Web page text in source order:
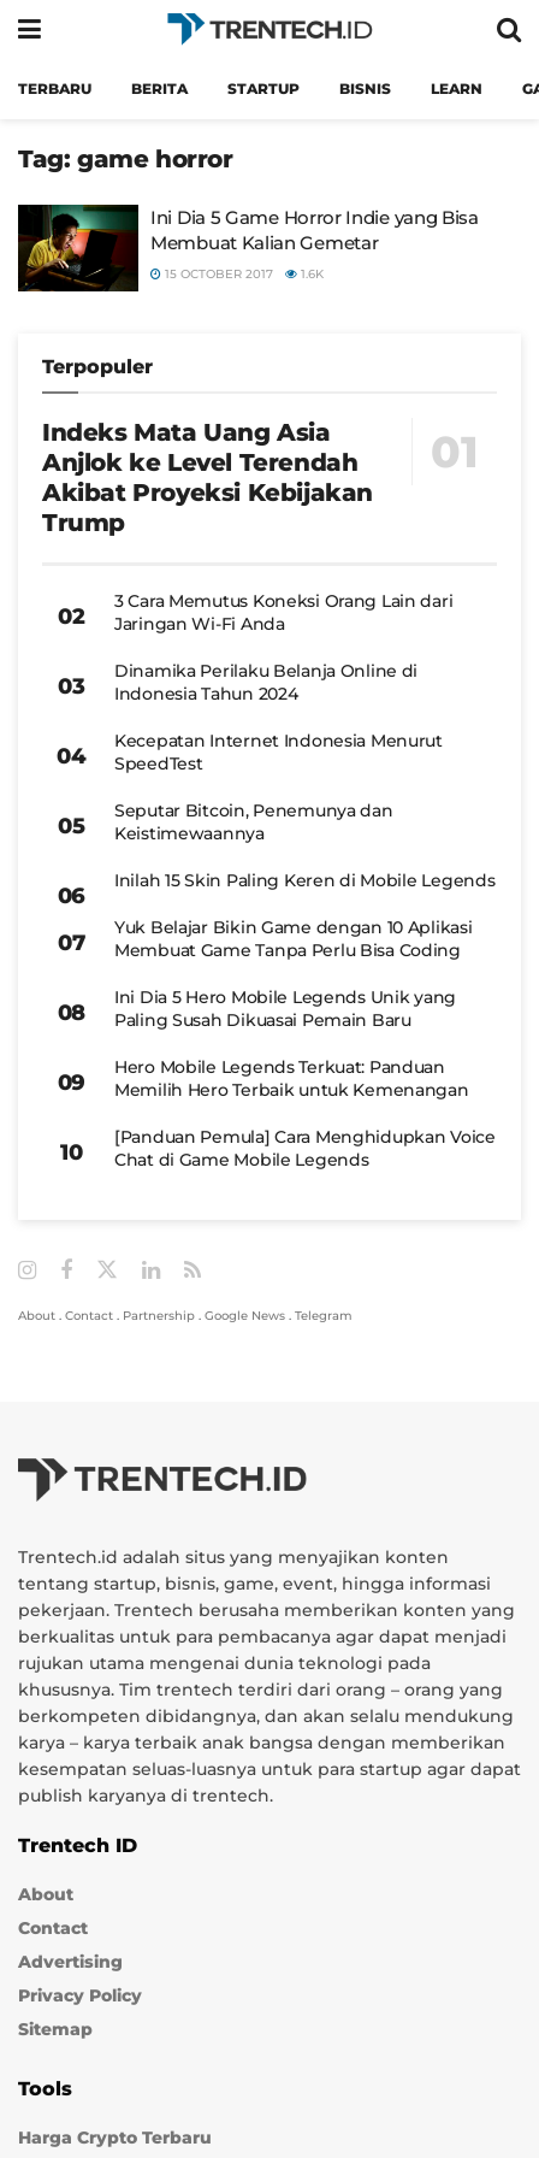
TERBARU BERITA STARTUP BISNIS LEARN
Tag: game horror
Ini Dia 5 Game Horror Indie yang Bisa
Membuat Kalian Gemetar
15 OCTOBER 2017 1.6K
Terpopuler
Indeks Mata Uang Asia
Anjlok ke Level Terendah
Akibat Proyeksi Kebijakan
Trump
3 Cara Memutus Koneksi Orang Lain dari
Jaringan Wi-Fi Anda
Dinamika Perilaku Belanja Online di
Indonesia Tahun 2024
Kecepatan Internet Indonesia Menurut
SpeedTest
Seputar Bitcoin, Penemunya dan
Keistimewaannya
Inilah 15 Skin Paling Keren di Mobile Legends
Yuk Belajar Bikin Game dengan 10 Aplikasi
Membuat Game Tanpa Perlu Bisa Coding
Ini Dia 5 Hero Mobile Legends Unik yang
Paling Susah Dikuasai Pemain Baru
Hero Mobile Legends Terkuat: Panduan
Memilih Hero Terbaik untuk Kemenangan
[Panduan Pemula] Cara Menghidupkan Voice
Chat di Game Mobile Legends
About . Contact . Partnership . Google News . Telegram
Trentech.id adalah situs yang menyajikan konten
tentang startup, bisnis, game, event, hingga informasi
pekerjaan. Trentech berusaha memberikan konten yang
berkualitas untuk para pembacanya agar dapat menjadi
rujukan utama mengenai dunia teknologi pada
khususnya. Tim trentech terdiri dari orang – orang yang
berkompeten dibidangnya, dan akan selalu mendukung
karya – karya terbaik anak bangsa dengan memberikan
kesempatan seluas-luasnya untuk para startup agar dapat
publish karyanya di trentech.
Trentech ID
About
Contact
Advertising
Privacy Policy
Sitemap
Tools
Harga Crypto Terbaru